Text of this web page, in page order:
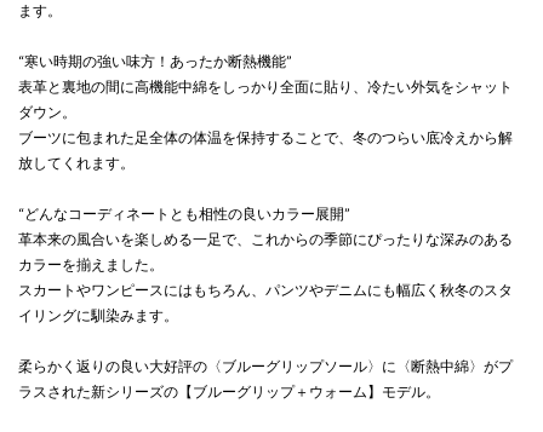
ます。
“寒い時期の強い味方！あったか断熱機能”
表革と裏地の間に高機能中綿をしっかり全面に貼り、冷たい外気をシャット
ダウン。
ブーツに包まれた足全体の体温を保持することで、冬のつらい底冷えから解
放してくれます。
“どんなコーディネートとも相性の良いカラー展開”
革本来の風合いを楽しめる一足で、これからの季節にぴったりな深みのある
カラーを揃えました。
スカートやワンピースにはもちろん、パンツやデニムにも幅広く秋冬のスタ
イリングに馴染みます。
柔らかく返りの良い大好評の〈ブルーグリップソール〉に〈断熱中綿〉がプ
ラスされた新シリーズの【ブルーグリップ＋ウォーム】モデル。